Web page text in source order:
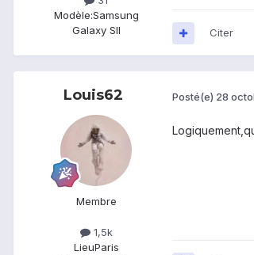
Modèle:Samsung
Galaxy SII
Citer
Louis62
Membre
1,5k
LieuParis
Posté(e) 28